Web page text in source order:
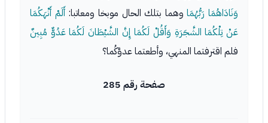
وَنَادَاهُمَا رَبُّهُمَاوهما بتلك الحال موبخا ومعاتبا:أَلَمْ أَنْهَكُمَا
عَنْ تِلْكُمَا الشَّجَرَةِ وَأَقُلْ لَكُمَا إِنَّ الشَّيْطَانَ لَكُمَا عَدُوٌّ مُبِينٌ
فلم اقترفتما المنهي، وأطعتما عدوَّكُما؟
صفحة رقم 285